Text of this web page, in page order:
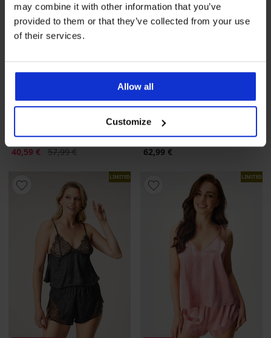
may combine it with other information that you’ve
provided to them or that they’ve collected from your use
of their services.
Allow all
Customize
Satin-Pyjama Satine Line
kurz
Rabatt
40,59 € Alter Preis
57,99 €
Satin-Pyjama Macy Satine
lang
62,99 €
LIMITED LIMITED